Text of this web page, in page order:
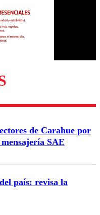
Enviar comentario
de Carahue por
SAE
país: revisa la